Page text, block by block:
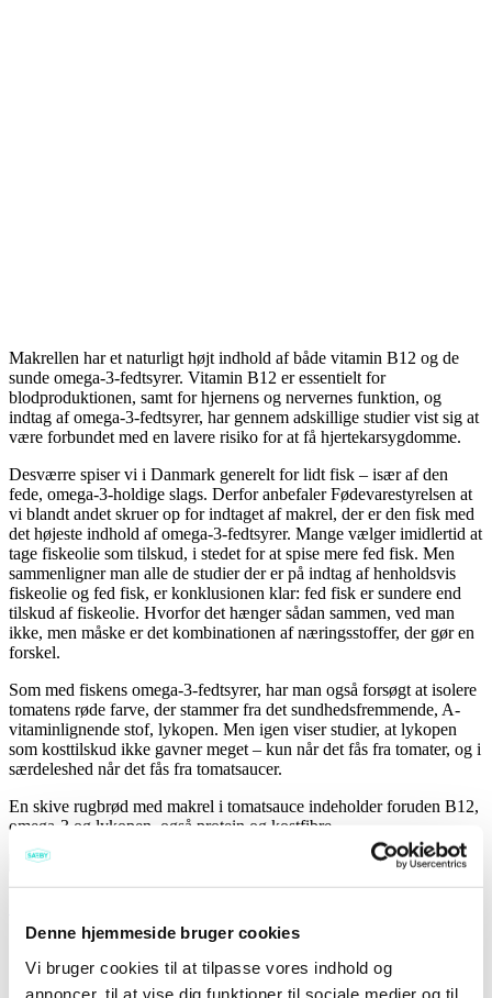
Denne hjemmeside bruger cookies
Vi bruger cookies til at tilpasse vores indhold og
annoncer, til at vise dig funktioner til sociale medier og til
Makrellen har et naturligt højt indhold af både vitamin B12 og de
sunde omega-3-fedtsyrer. Vitamin B12 er essentielt for
blodproduktionen, samt for hjernens og nervernes funktion, og
indtag af omega-3-fedtsyrer, har gennem adskillige studier vist sig at
være forbundet med en lavere risiko for at få hjertekarsygdomme.
Desværre spiser vi i Danmark generelt for lidt fisk – især af den
fede, omega-3-holdige slags. Derfor anbefaler Fødevarestyrelsen at
vi blandt andet skruer op for indtaget af makrel, der er den fisk med
det højeste indhold af omega-3-fedtsyrer. Mange vælger imidlertid at
tage fiskeolie som tilskud, i stedet for at spise mere fed fisk. Men
sammenligner man alle de studier der er på indtag af henholdsvis
fiskeolie og fed fisk, er konklusionen klar: fed fisk er sundere end
tilskud af fiskeolie. Hvorfor det hænger sådan sammen, ved man
ikke, men måske er det kombinationen af næringsstoffer, der gør en
forskel.
Som med fiskens omega-3-fedtsyrer, har man også forsøgt at isolere
tomatens røde farve, der stammer fra det sundhedsfremmende, A-
vitaminlignende stof, lykopen. Men igen viser studier, at lykopen
som kosttilskud ikke gavner meget – kun når det fås fra tomater, og i
særdeleshed når det fås fra tomatsaucer.
En skive rugbrød med makrel i tomatsauce indeholder foruden B12,
omega-3 og lykopen, også protein og kostfibre.